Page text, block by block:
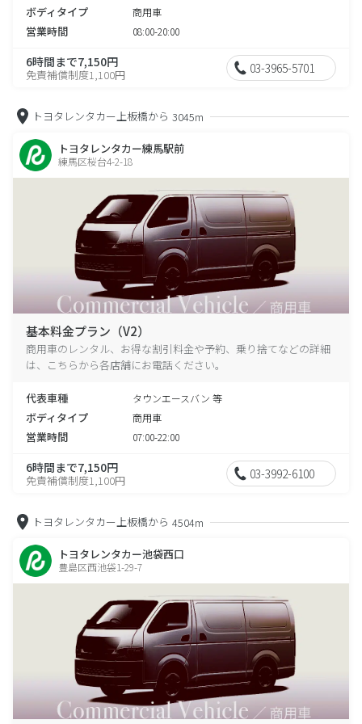
ボディタイプ 商用車
営業時間 08:00-20:00
6時間まで7,150円
免責補償制度1,100円 03-3965-5701
トヨタレンタカー上板橋から 3045m
トヨタレンタカー練馬駅前
練馬区桜台4-2-18
基本料金プラン（V2）
商用車のレンタル、お得な割引料金や予約、乗り捨てなどの詳細
は、こちらから各店舗にお電話ください。
代表車種 タウンエースバン 等
ボディタイプ 商用車
営業時間 07:00-22:00
6時間まで7,150円
免責補償制度1,100円 03-3992-6100
トヨタレンタカー上板橋から 4504m
トヨタレンタカー池袋西口
豊島区西池袋1-29-7